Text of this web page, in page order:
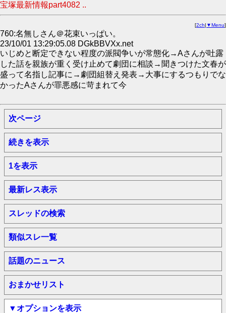
宝塚最新情報part4082 ..
[2ch| ▼Menu]
760:名無しさん＠花束いっぱい。
23/10/01 13:29:05.08 DGkBBVXx.net
いじめと断定できない程度の派閥争いが常態化→Aさんが吐露
した話を親族が重く受け止めて劇団に相談→聞きつけた文春が
盛って名指し記事に→劇団組替え発表→大事にするつもりでな
かったAさんが罪悪感に苛まれて今
次ページ
続きを表示
1を表示
最新レス表示
スレッドの検索
類似スレ一覧
話題のニュース
おまかせリスト
▼オプションを表示